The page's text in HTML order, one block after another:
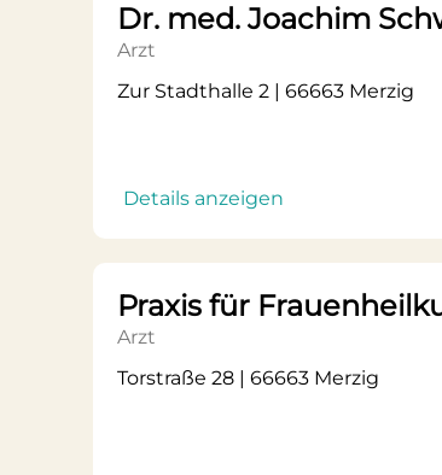
Dr. med. Joachim
Arzt
Zur Stadthalle 2 | 66663 Merzig
Details anzeigen
Praxis für
Arzt
Torstraße 28 | 66663 Merzig